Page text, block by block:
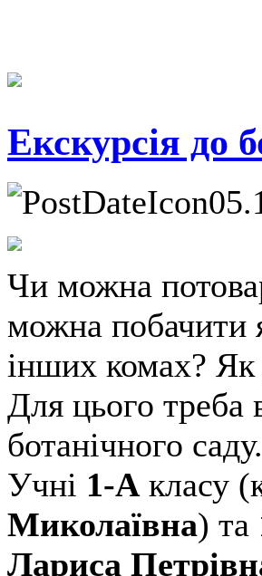
Екскурсія до
Чи можна
можна побачити
інших комах? Як
Для цього треба
ботанічного саду.
Учні 1-А класу
Миколаївна) та
Лариса